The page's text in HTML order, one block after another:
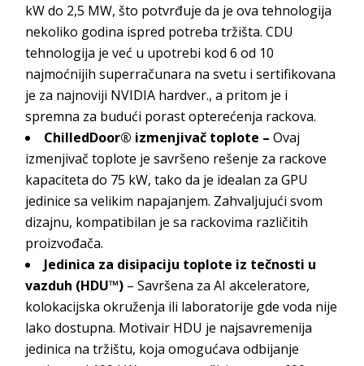
kW do 2,5 MW, što potvrđuje da je ova tehnologija
nekoliko godina ispred potreba tržišta. CDU
tehnologija je već u upotrebi kod 6 od 10
najmoćnijih superračunara na svetu i sertifikovana
je za najnoviji NVIDIA hardver., a pritom je i
spremna za budući porast opterećenja rackova.
ChilledDoor® izmenjivač toplote –Ovaj
izmenjivač toplote je savršeno rešenje za rackove
kapaciteta do 75 kW, tako da je idealan za GPU
jedinice sa velikim napajanjem. Zahvaljujući svom
dizajnu, kompatibilan je sa rackovima različitih
proizvođača.
Jedinica za disipaciju toplote iz tečnosti u
vazduh (HDU™) – Savršena za AI akceleratore,
kolokacijska okruženja ili laboratorije gde voda nije
lako dostupna. Motivair HDU je najsavremenija
jedinica na tržištu, koja omogućava odbijanje